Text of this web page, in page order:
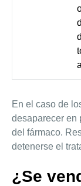
En el caso de
desaparecer en
del fármaco.
detenerse el
¿Se